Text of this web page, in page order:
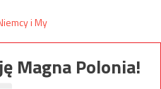
Magna Polonia!